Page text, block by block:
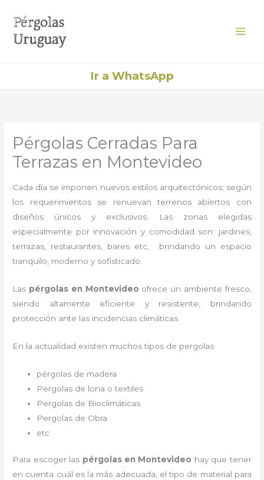
contenido
Ir a WhatsApp
Pérgolas Cerradas Para
Terrazas en Montevideo
Cada día se imponen nuevos estilos arquitectónicos; según
los requerimientos se renuevan terrenos abiertos con
diseños únicos y exclusivos. Las zonas elegidas
especialmente por innovación y comodidad son: jardines,
terrazas, restaurantes, bares etc, brindando un espacio
tranquilo, moderno y sofisticado.
Las pérgolas en Montevideo ofrece un ambiente fresco,
siendo altamente eficiente y resistente, brindando
protección ante las incidencias climáticas.
En la actualidad existen muchos tipos de pergolas
pérgolas de madera
Pergolas de lona o textiles
Pergolas de Bioclimáticas
Pergolas de Obra
etc
Para escoger las pérgolasen Montevideo hay que tener
en cuenta cuál es la más adecuada, el tipo de material para